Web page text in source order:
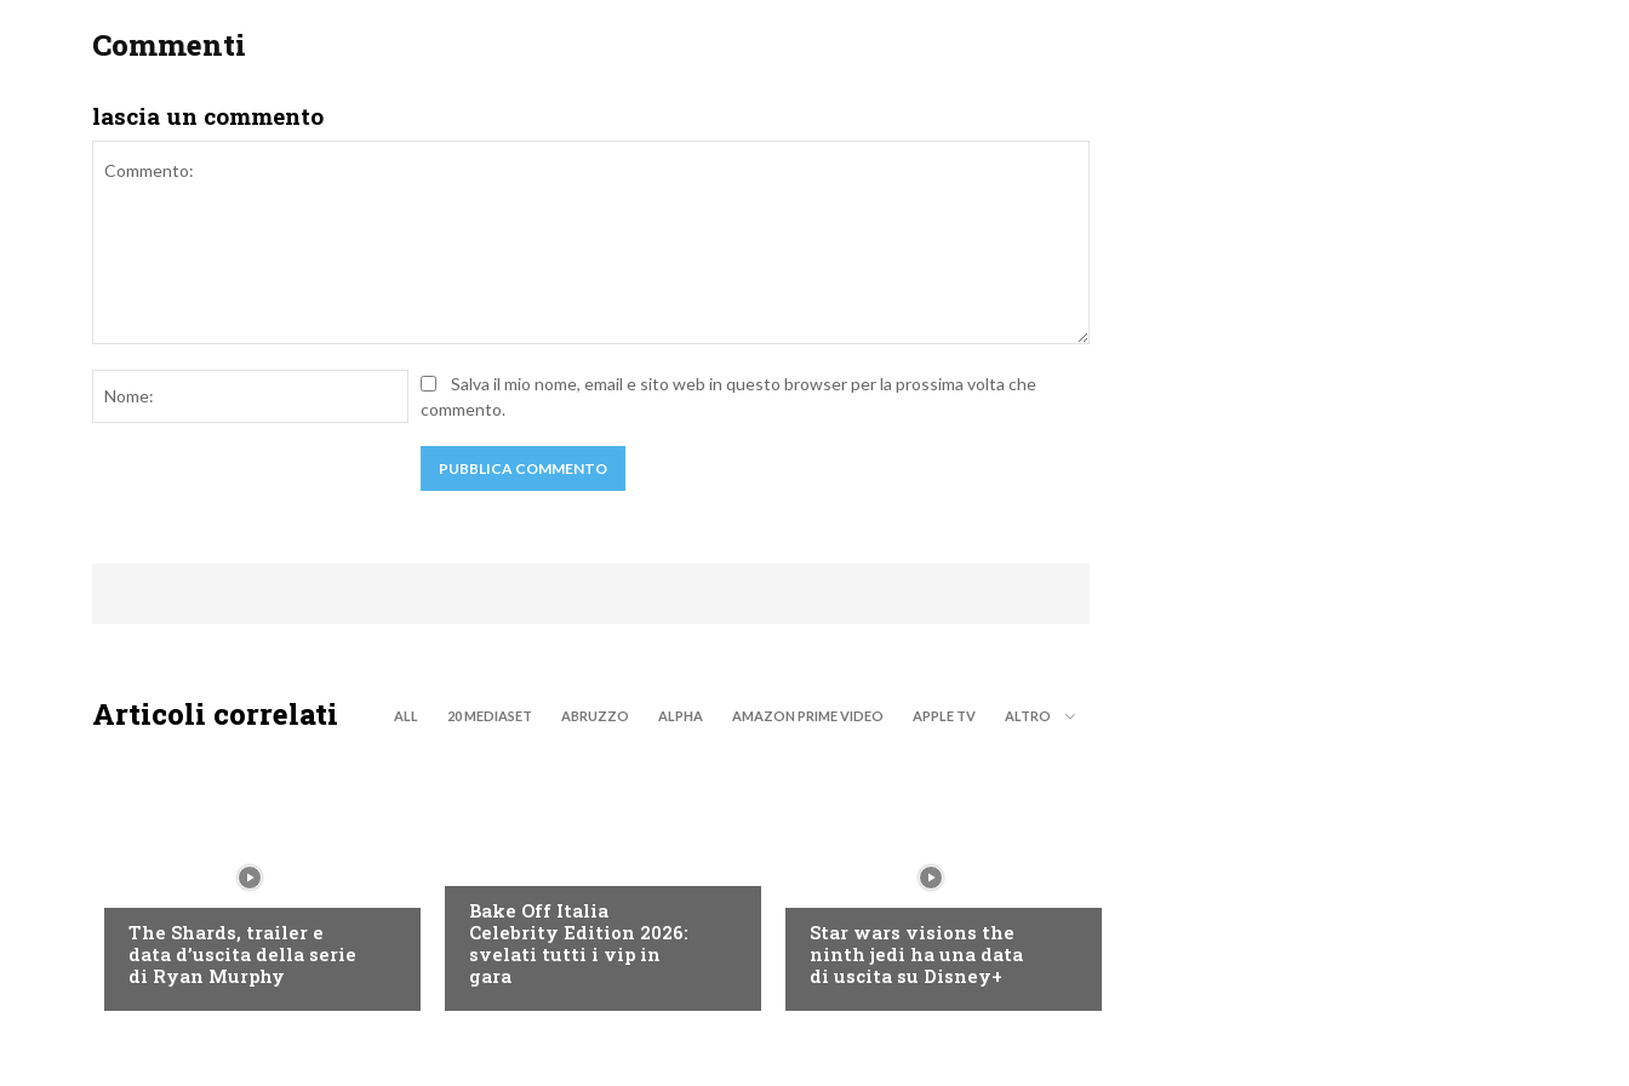
Commenti
lascia un commento
Nome:Salva il mio nome, email e sito web in questo browser per la prossima volta che
commento.
Articoli correlati ALL 20 MEDIASET ABRUZZO ALPHA AMAZON PRIME VIDEO APPLE TV ALTRO
The Shards, trailer e
data d’uscita della serie
di Ryan Murphy
Bake Off Italia
Celebrity Edition 2026:
svelati tutti i vip in
gara
Star wars visions the
ninth jedi ha una data
di uscita su Disney+